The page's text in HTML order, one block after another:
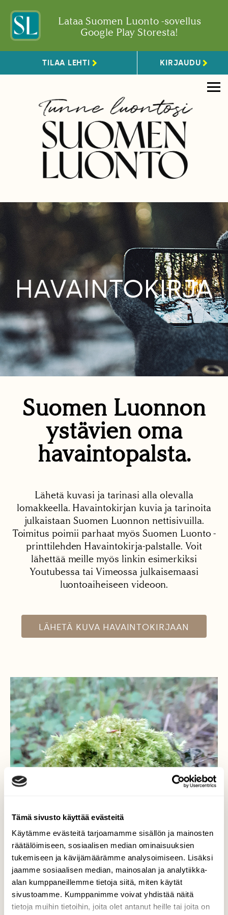
Tämä sivusto käyttää evästeitä
Käytämme evästeitä tarjoamamme sisällön ja mainosten
räätälöimiseen, sosiaalisen median ominaisuuksien
tukemiseen ja kävijämäärämme analysoimiseen. Lisäksi
jaamme sosiaalisen median, mainosalan ja analytiikka-
alan kumppaneillemme tietoja siitä, miten käytät
sivustoamme. Kumppanimme voivat yhdistää näitä
tietoja muihin tietoihin, joita olet antanut heille tai joita on
Lataa Suomen Luonto -sovellus
Google Play Storesta!
TILAA LEHTI KIRJAUDU
HAVAINTOKIRJA
Suomen Luonnon
ystävien oma
havaintopalsta.
Lähetä kuvasi ja tarinasi alla olevalla
lomakkeella. Havaintokirjan kuvia ja tarinoita
julkaistaan Suomen Luonnon nettisivuilla.
Toimitus poimii parhaat myös Suomen Luonto -
printtilehden Havaintokirja-palstalle. Voit
lähettää meille myös linkin esimerkiksi
Youtubessa tai Vimeossa julkaisemaasi
luontoaiheiseen videoon.
LÄHETÄ KUVA HAVAINTOKIRJAAN